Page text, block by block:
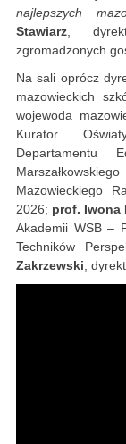
najlepszych
Stawiarz ,
zgromadzonych
Na sali oprócz
mazowieckich
wojewoda
Kurator
Departamentu
Mazowieckiego
2026; prof. Iwona
Akademii WSB –
Techników
Zakrzewski ,